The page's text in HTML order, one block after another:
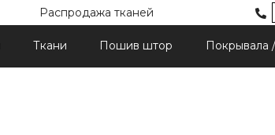
Распродажа тканей
Ткани Пошив штор